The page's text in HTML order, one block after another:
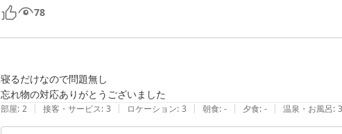
78
寝るだけなので問題無し
忘れ物の対応ありがとうございました
部屋: 2 | 接客・サービス: 3 | ロケーション: 3 | 朝食: - | 夕食: - | 温泉・お風呂: 3